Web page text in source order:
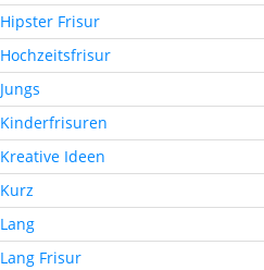
Hipster Frisur
Hochzeitsfrisur
Jungs
Kinderfrisuren
Kreative Ideen
Kurz
Lang
Lang Frisur